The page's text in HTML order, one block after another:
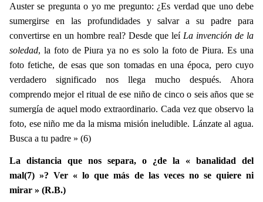
Auster se pregunta o yo me pregunto: ¿Es verdad que uno debe
sumergirse en las profundidades y salvar a su padre para
convertirse en un hombre real? Desde que leí La invención de la
soledad, la foto de Piura ya no es solo la foto de Piura. Es una
foto fetiche, de esas que son tomadas en una época, pero cuyo
verdadero significado nos llega mucho después. Ahora
comprendo mejor el ritual de ese niño de cinco o seis años que se
sumergía de aquel modo extraordinario. Cada vez que observo la
foto, ese niño me da la misma misión ineludible. Lánzate al agua.
Busca a tu padre » (6)
La distancia que nos separa, o ¿de la « banalidad del
mal(7) »? Ver « lo que más de las veces no se quiere ni
mirar » (R.B.)